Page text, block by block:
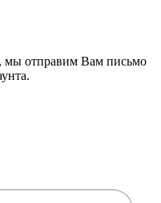
мы отправим Вам письмо